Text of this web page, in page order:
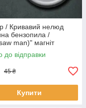
/ Кривавий нелюд
бензопила /
man)" магніт
Ø44 мм
до відправки
45 ₴
Купити